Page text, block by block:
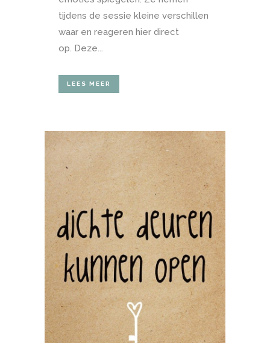
tijdens de sessie kleine verschillen
waar en reageren hier direct
op. Deze...
LEES MEER